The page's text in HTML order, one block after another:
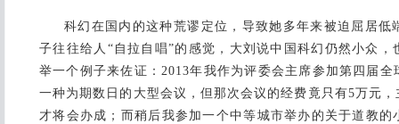
科幻在国内的这种荒谬定位，导致她多年来被迫屈居低
子往往给人“自拉自唱”的感觉，大刘说中国科幻仍然小众
举一个例子来佐证：2013年我作为评委会主席参加第四届
一种为期数日的大型会议，但那次会议的经费竟只有5万元
才将会办成；而稍后我参加一个中等城市举办的关于道教